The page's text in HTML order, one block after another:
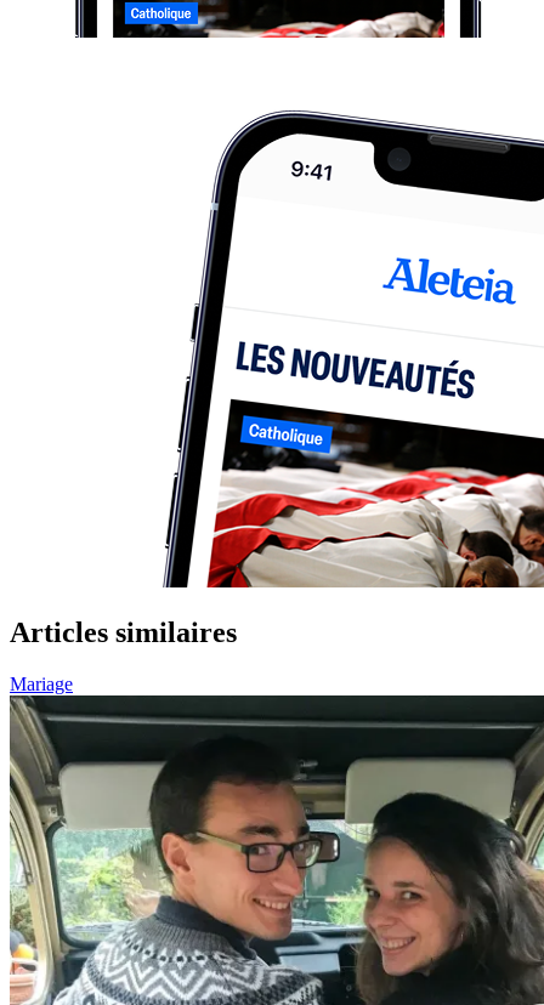
Articles similaires
Mariage